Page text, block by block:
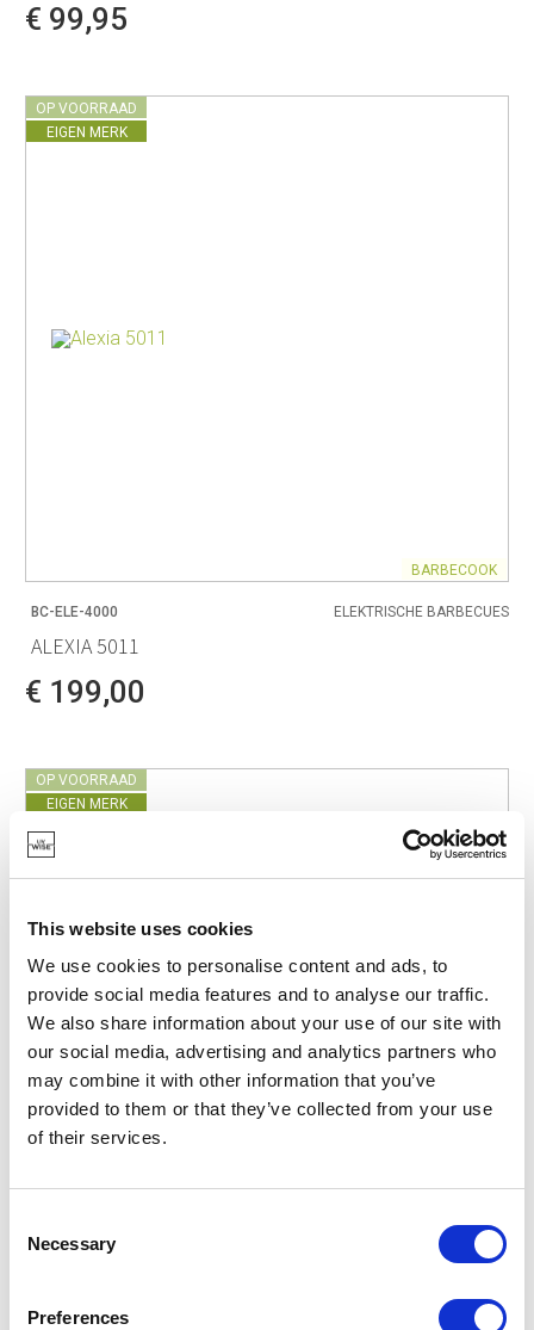
This website uses cookies
We use cookies to personalise content and ads, to
provide social media features and to analyse our traffic.
We also share information about your use of our site with
our social media, advertising and analytics partners who
may combine it with other information that you’ve
provided to them or that they’ve collected from your use
of their services.
Selection
Necessary
Preferences
€ 99,95
OP VOORRAAD
EIGEN MERK
BARBECOOK
BC-ELE-4000 ELEKTRISCHE BARBECUES
ALEXIA 5011
€ 199,00
OP VOORRAAD
EIGEN MERK
BARBECOOK
ALEXIA 5111